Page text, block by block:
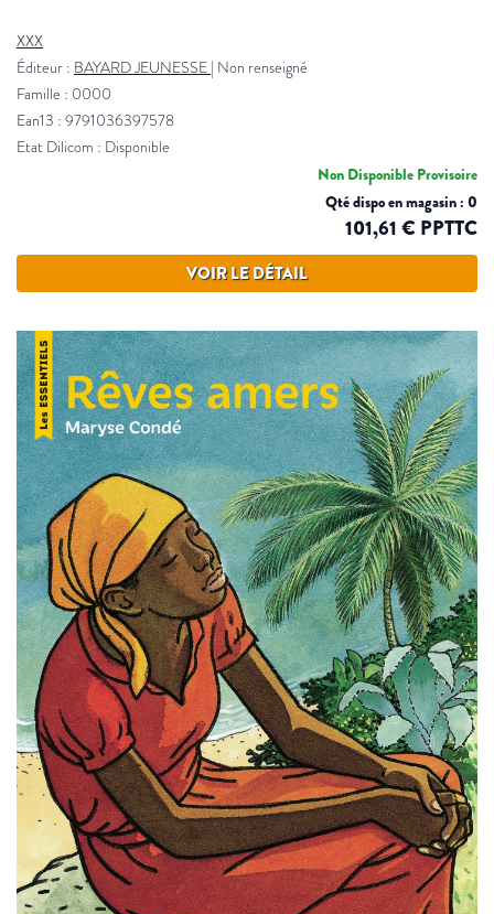
XXX
Éditeur : BAYARD JEUNESSE | Non renseigné
Famille : 0000
Ean13 : 9791036397578
Etat Dilicom : Disponible
Non Disponible Provisoire
Qté dispo en magasin : 0
101,61 € PPTTC
VOIR LE DÉTAIL